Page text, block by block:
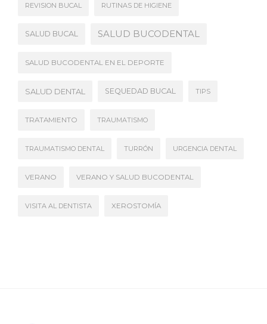
REVISION BUCAL RUTINAS DE HIGIENE
SALUD BUCAL SALUD BUCODENTAL
SALUD BUCODENTAL EN EL DEPORTE
SALUD DENTAL SEQUEDAD BUCAL TIPS
TRATAMIENTO TRAUMATISMO
TRAUMATISMO DENTAL TURRÓN URGENCIA DENTAL
VERANO VERANO Y SALUD BUCODENTAL
VISITA AL DENTISTA XEROSTOMÍA